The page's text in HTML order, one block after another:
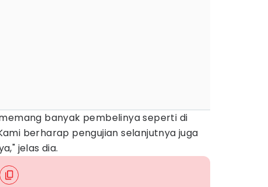
banyak pembelinya seperti di
berharap pengujian selanjutnya juga
jelas dia.